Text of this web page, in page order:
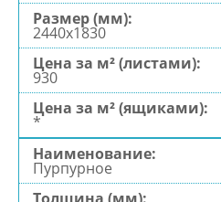
2440х1830
930
*
Пурпурное